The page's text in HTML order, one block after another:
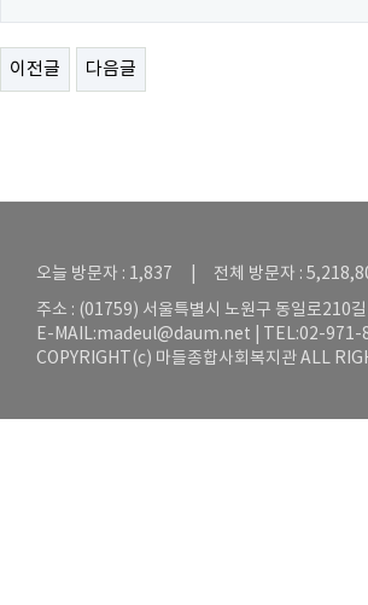
이전글 다음글
오늘 방문자 : 1,837 | 전체 방문자 :
주소 : (01759) 서울특별시 노원구 동일로210
E-MAIL:madeul@daum.net | TEL:02-
COPYRIGHT(c) 마들종합사회복지관 ALL